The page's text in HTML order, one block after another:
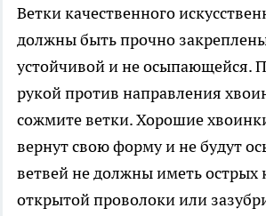
Ветки качественного
должны быть прочно
устойчивой и не осыпающейся.
рукой против направления
сожмите ветки. Хорошие
вернут свою форму и не будут
ветвей не должны иметь острых
открытой проволоки или